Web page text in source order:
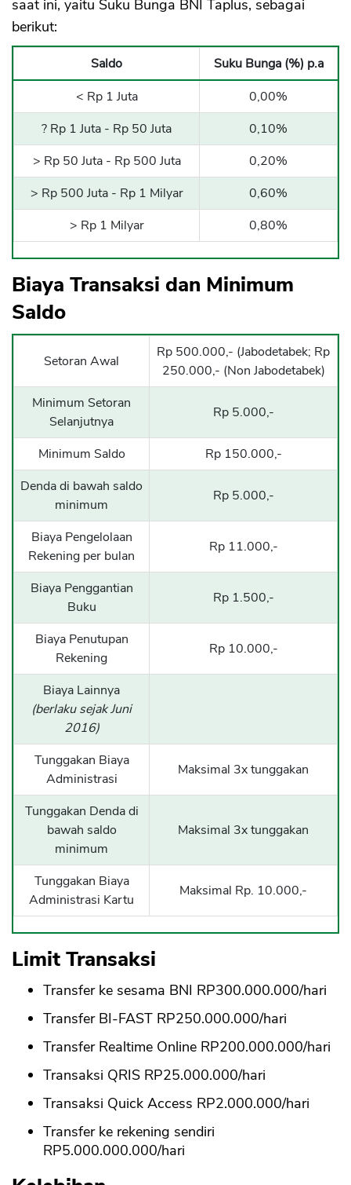
saat ini, yaitu Suku Bunga BNI Taplus, sebagai
berikut:
Saldo
Suku Bunga (%) p.a
< Rp 1 Juta
0,00%
? Rp 1 Juta - Rp 50 Juta
0,10%
> Rp 50 Juta - Rp 500 Juta
0,20%
> Rp 500 Juta - Rp 1 Milyar
0,60%
> Rp 1 Milyar
0,80%
Biaya Transaksi dan Minimum
Saldo
Setoran Awal
Rp 500.000,- (Jabodetabek; Rp
250.000,- (Non Jabodetabek)
Minimum Setoran
Selanjutnya
Rp 5.000,-
Minimum Saldo
Rp 150.000,-
Denda di bawah saldo
minimum
Rp 5.000,-
Biaya Pengelolaan
Rekening per bulan
Rp 11.000,-
Biaya Penggantian
Buku
Rp 1.500,-
Biaya Penutupan
Rekening
Rp 10.000,-
Biaya Lainnya
(berlaku sejak Juni
2016)
Tunggakan Biaya
Administrasi
Maksimal 3x tunggakan
Tunggakan Denda di
bawah saldo
minimum
Maksimal 3x tunggakan
Tunggakan Biaya
Administrasi Kartu
Maksimal Rp. 10.000,-
Limit Transaksi
Transfer ke sesama BNI RP300.000.000/hari
Transfer BI-FAST RP250.000.000/hari
Transfer Realtime Online RP200.000.000/hari
Transaksi QRIS RP25.000.000/hari
Transaksi Quick Access RP2.000.000/hari
Transfer ke rekening sendiri
RP5.000.000.000/hari